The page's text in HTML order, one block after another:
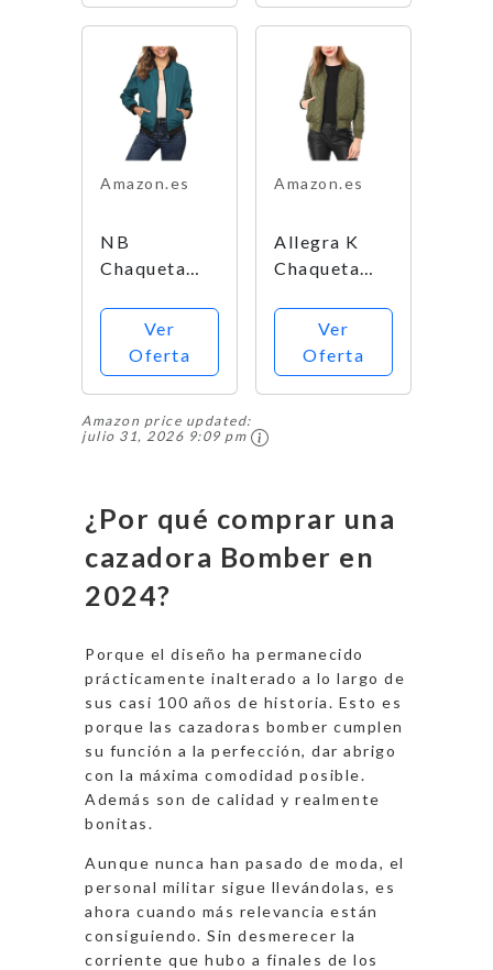
(Talla del
Fabricante:
Small) para
Mujer
Verde, L
Amazon.es
NB
Chaqueta
Cremallera
para
Mujer,Cazad
ora Bomber
Chaqueta
Béisbol
Casual
Cazadora
Invierno.Azu
l
L
Ver
Oferta
Amazon.es
Allegra K
Chaqueta
Acolchada
con
Cremallera y
Mangas
Ver
Oferta
Amazon price updated:
julio 31, 2026 9:09 pm
¿Por qué comprar una
cazadora Bomber en
2024?
Porque el diseño ha permanecido
prácticamente inalterado a lo largo de
sus casi 100 años de historia. Esto es
porque las cazadoras bomber cumplen
su función a la perfección, dar abrigo
con la máxima comodidad posible.
Además son de calidad y realmente
bonitas.
Aunque nunca han pasado de moda, el
personal militar sigue llevándolas, es
ahora cuando más relevancia están
consiguiendo. Sin desmerecer la
corriente que hubo a finales de los